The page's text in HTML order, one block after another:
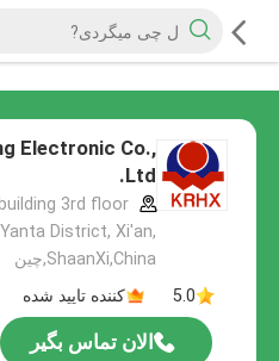
Electronic Co.,
Ltd.
3rd floor
District, Xi'an,
ShaanXi,China,چین
5.0
کننده تایید شده
الان تماس بگیر